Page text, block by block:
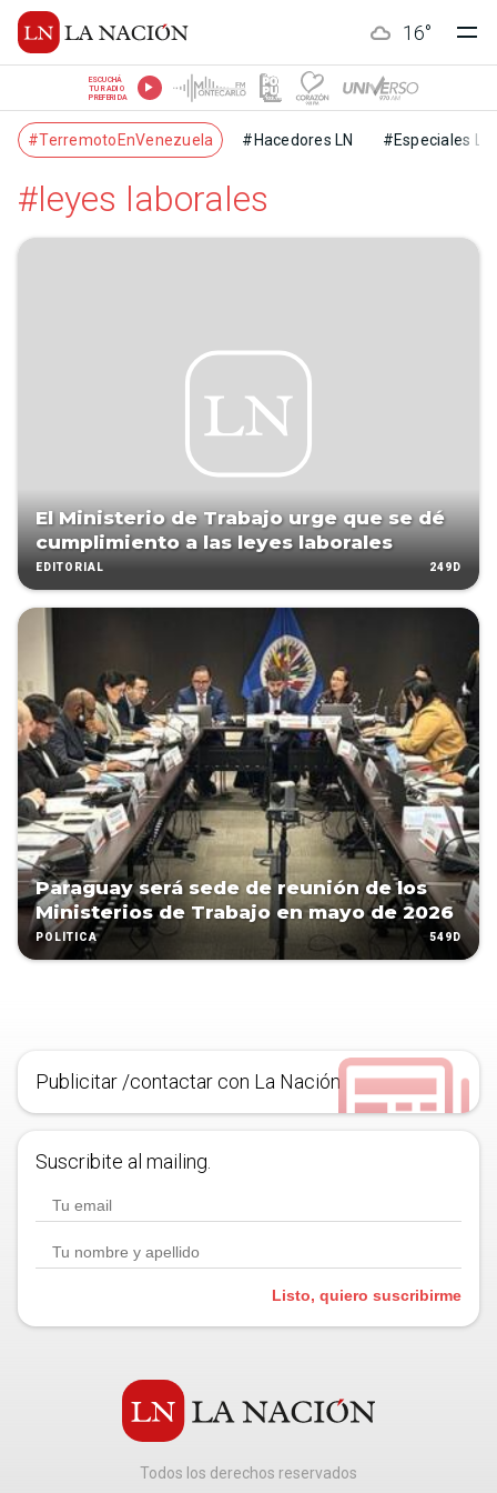
16°
ESCUCHÁ
TU RADIO
PREFERIDA
#TerremotoEnVenezuela #Hacedores LN #Especiales LN
#leyes laborales
El Ministerio de Trabajo urge que se dé
cumplimiento a las leyes laborales
EDITORIAL 249D
Paraguay será sede de reunión de los
Ministerios de Trabajo en mayo de 2026
POLÍTICA 549D
Publicitar /contactar con La Nación
Suscribite al mailing.
Listo, quiero suscribirme
Todos los derechos reservados